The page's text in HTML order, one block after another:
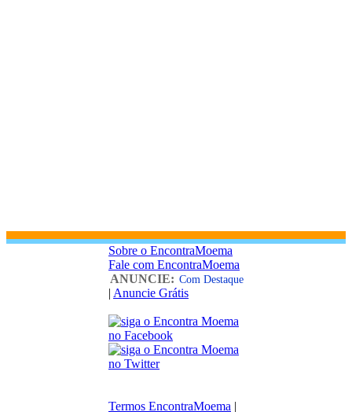
Sobre o EncontraMoema
Fale com EncontraMoema
ANUNCIE: Com Destaque
| Anuncie Grátis
Termos EncontraMoema |